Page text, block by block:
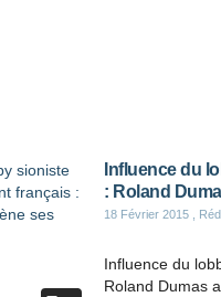
Influence du
: Roland
18 Février 2015 ,
Influence du
Roland Dumas